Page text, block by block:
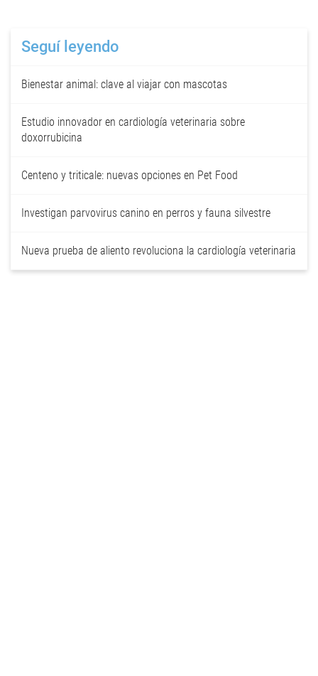
Seguí leyendo
Bienestar animal: clave al viajar con mascotas
Estudio innovador en cardiología veterinaria sobre
doxorrubicina
Centeno y triticale: nuevas opciones en Pet Food
Investigan parvovirus canino en perros y fauna silvestre
Nueva prueba de aliento revoluciona la cardiología veterinaria